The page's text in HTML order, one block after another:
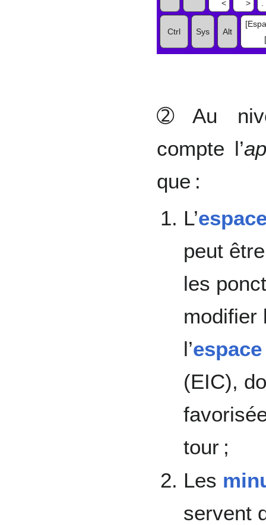
< >
Ctrl Sys Alt
➁ Au
compte l’
que :
L’
peut
les
modifier
l’
(EIC),
tour ;
Les
servent